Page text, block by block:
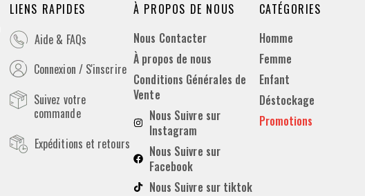
LIENS RAPIDES
Aide & FAQs
Connexion / S'inscrire
Suivez votre
commande
Expéditions et retours
À PROPOS DE NOUS
Nous Contacter
À propos de nous
Conditions Générales de
Vente
Nous Suivre sur
Instagram
Nous Suivre sur
Facebook
Nous Suivre sur tiktok
CATÉGORIES
Homme
Femme
Enfant
Déstockage
Promotions